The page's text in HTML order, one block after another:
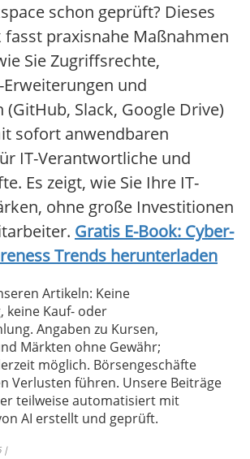
schon geprüft? Dieses
fasst praxisnahe Maßnahmen
Sie Zugriffsrechte,
und
Slack, Google Drive)
sofort anwendbaren
IT-Verantwortliche und
Es zeigt, wie Sie Ihre IT-
ohne große Investitionen
Gratis E-Book: Cyber-
Trends herunterladen
Artikeln: Keine
keine Kauf- oder
Angaben zu Kursen,
Märkten ohne Gewähr;
möglich. Börsengeschäfte
Verlusten führen. Unsere Beiträge
teilweise automatisiert mit
AI erstellt und geprüft.
|